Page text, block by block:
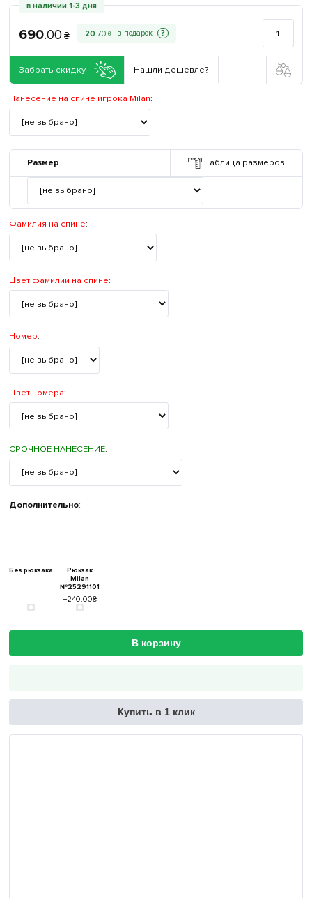
в наличии 1-3 дня
690.00 ₴ 20.70 ₴ ?
Забрать скидку Нашли дешевле?
Нанесение на спине игрока Milan:
Размер Таблица размеров
Фамилия на спине:
Цвет фамилии на спине:
Номер:
Цвет номера:
СРОЧНОЕ НАНЕСЕНИЕ:
Дополнительно:
Без рюкзака
Рюкзак
Milan
№25291101
+240.00₴
В корзину
Купить в 1 клик